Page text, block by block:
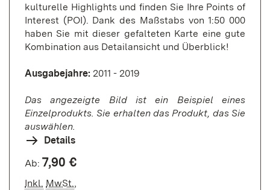
kulturelle Highlights und finden Sie Ihre Points of
Interest (POI). Dank des Maßstabs von 1:50 000
haben Sie mit dieser gefalteten Karte eine gute
Kombination aus Detailansicht und Überblick!
Ausgabejahre: 2011 - 2019
Das angezeigte Bild ist ein Beispiel eines
Einzelprodukts. Sie erhalten das Produkt, das Sie
auswählen.
Details
Ab: 7,90 €
Inkl. MwSt.,